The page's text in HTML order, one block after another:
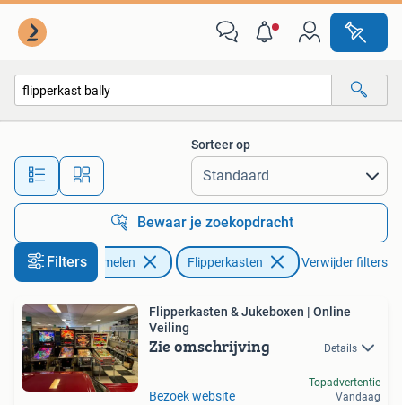
Alle afstanden…
Sorteer op
Bewaar je zoekopdracht
FiltersVerzamelen Flipperkasten Verwijder filters
Flipperkasten & Jukeboxen | Online
Veiling
Zie omschrijving Details
Bezoek website
Topadvertentie
Vandaag